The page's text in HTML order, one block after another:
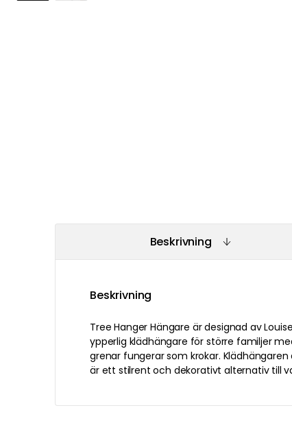
Beskrivning
Beskrivning
Tree Hanger Hängare är designad av
ypperlig klädhängare för större familjer
grenar fungerar som krokar.
är ett stilrent och dekorativt alternativ till